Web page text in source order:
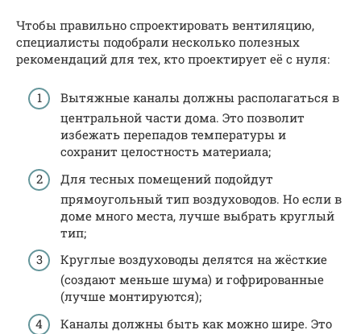
Чтобы правильно спроектировать вентиляцию,
специалисты подобрали несколько полезных
рекомендаций для тех, кто проектирует её с нуля:
Вытяжные каналы должны располагаться в
центральной части дома. Это позволит
избежать перепадов температуры и
сохранит целостность материала;
Для тесных помещений подойдут
прямоугольный тип воздуховодов. Но если в
доме много места, лучше выбрать круглый
тип;
Круглые воздуховоды делятся на жёсткие
(создают меньше шума) и гофрированные
(лучше монтируются);
Каналы должны быть как можно шире. Это